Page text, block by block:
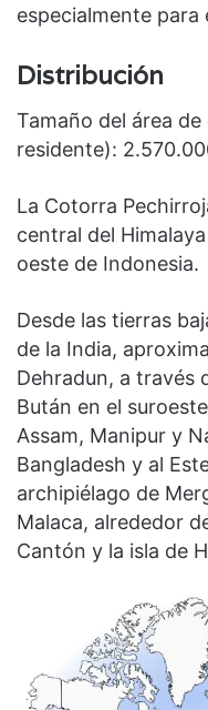
especialmente para
Distribución
Tamaño del área
residente):
La Cotorra
central del
oeste de Indonesia.
Desde las tierras
de la India,
Dehradun, a través
Bután en el
Assam, Manipur y
Bangladesh y al
archipiélago de
Malaca, alrededor
Cantón y la isla de